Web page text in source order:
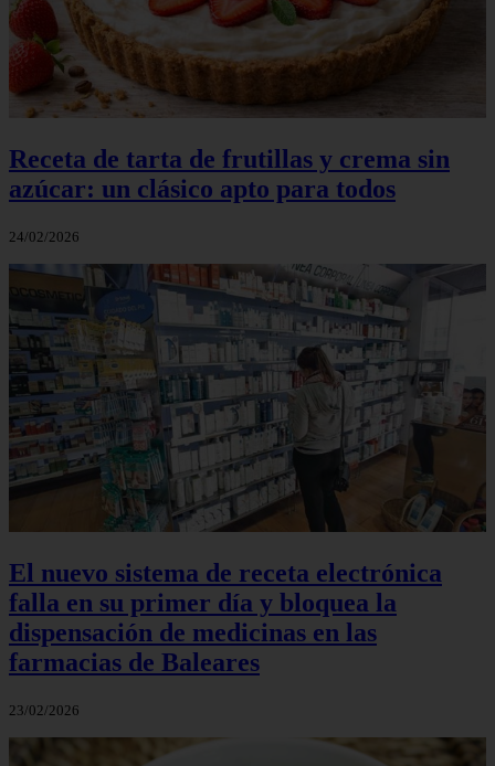
Receta de tarta de frutillas y crema sin
azúcar: un clásico apto para todos
24/02/2026
El nuevo sistema de receta electrónica
falla en su primer día y bloquea la
dispensación de medicinas en las
farmacias de Baleares
23/02/2026